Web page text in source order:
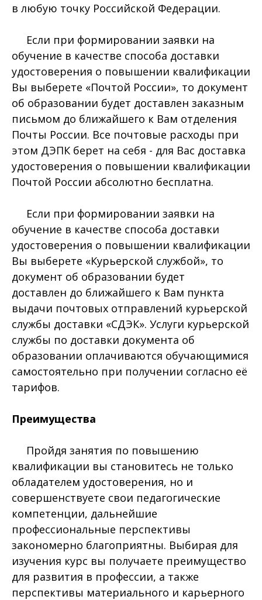
в любую точку Российской Федерации.
Если при формировании заявки на
обучение в качестве способа доставки
удостоверения о повышении квалификации
Вы выберете «Почтой России», то документ
об образовании будет доставлен заказным
письмом до ближайшего к Вам отделения
Почты России. Все почтовые расходы при
этом ДЭПК берет на себя - для Вас доставка
удостоверения о повышении квалификации
Почтой России абсолютно бесплатна.
Если при формировании заявки на
обучение в качестве способа доставки
удостоверения о повышении квалификации
Вы выберете «Курьерской службой», то
документ об образовании будет
доставлен до ближайшего к Вам пункта
выдачи почтовых отправлений курьерской
службы доставки «СДЭК». Услуги курьерской
службы по доставки документа об
образовании оплачиваются обучающимися
самостоятельно при получении согласно её
тарифов.
Преимущества
Пройдя занятия по повышению
квалификации вы становитесь не только
обладателем удостоверения, но и
совершенствуете свои педагогические
компетенции, дальнейшие
профессиональные перспективы
закономерно благоприятны. Выбирая для
изучения курс вы получаете преимущество
для развития в профессии, а также
перспективы материального и карьерного